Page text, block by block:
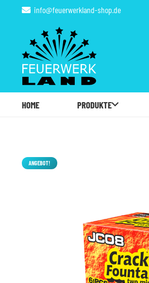
info@feuerwerkland-shop.de
HOME PRODUKTE
ANGEBOT!